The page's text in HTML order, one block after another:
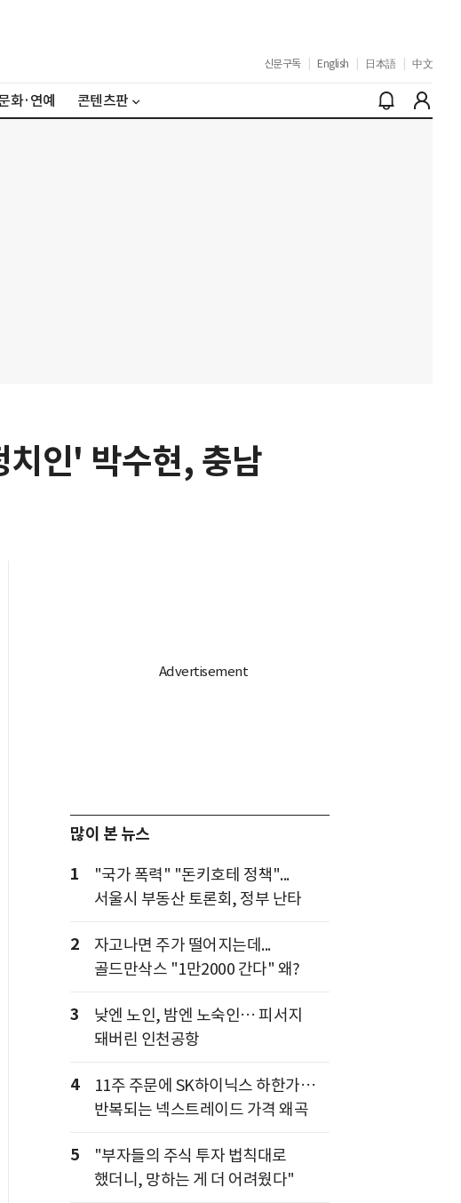
신문구독 English 日本語 中文
화·연예 콘텐츠판
치인' 박수현, 충남
많이 본 뉴스
1
"국가 폭력" "돈키호테 정책"...
서울시 부동산 토론회, 정부 난타
2
자고나면 주가 떨어지는데...
골드만삭스 "1만2000 간다" 왜?
3
낮엔 노인, 밤엔 노숙인… 피서지
돼버린 인천공항
4
11주 주문에 SK하이닉스 하한가…
반복되는 넥스트레이드 가격 왜곡
5
"부자들의 주식 투자 법칙대로
했더니, 망하는 게 더 어려웠다"